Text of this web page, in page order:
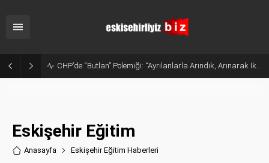
Sanayide Altyapı ve Temizlik Tepkisi: Gürhan Albayrak Küçük Sanayi Esnafını Ziyaret Etti
Eskişehir Eğitim
Anasayfa Eskişehir Eğitim Haberleri